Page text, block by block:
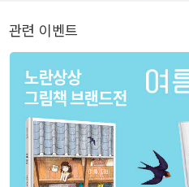
관련 이벤트